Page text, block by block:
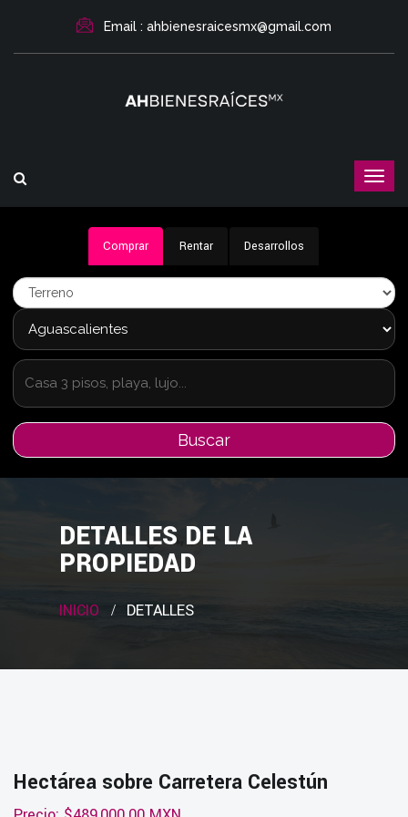
Email : ahbienesraicesmx@gmail.com
Comprar Rentar Desarrollos
Buscar
DETALLES DE LA
PROPIEDAD
INICIO DETALLES
Hectárea sobre Carretera Celestún